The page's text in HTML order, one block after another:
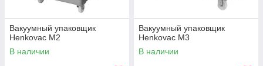
Вакуумный упаковщик
Henkovac M2
В наличии
Вакуумный упаковщик
Henkovac M3
В наличии